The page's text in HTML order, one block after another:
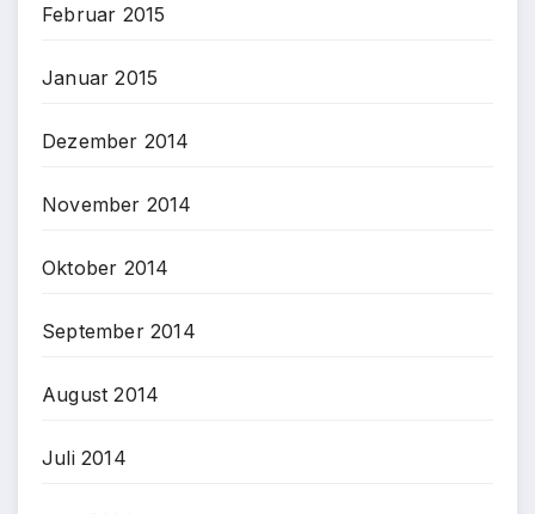
Februar 2015
Januar 2015
Dezember 2014
November 2014
Oktober 2014
September 2014
August 2014
Juli 2014